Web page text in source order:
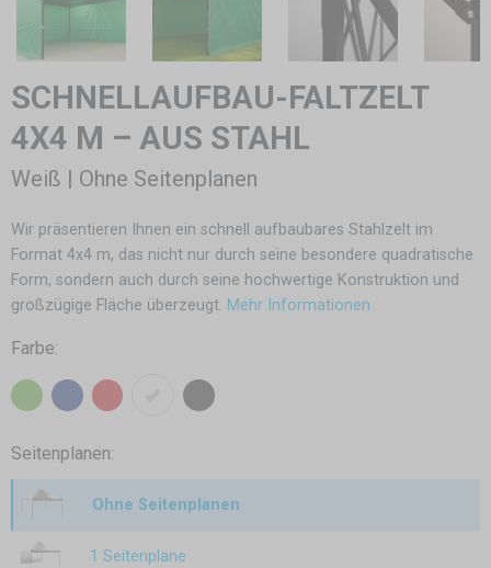
SCHNELLAUFBAU-FALTZELT
4X4 M – AUS STAHL
Weiß | Ohne Seitenplanen
Wir präsentieren Ihnen ein schnell aufbaubares Stahlzelt im
Format 4x4 m, das nicht nur durch seine besondere quadratische
Form, sondern auch durch seine hochwertige Konstruktion und
großzügige Fläche überzeugt. Mehr Informationen
Farbe:
Seitenplanen:
Ohne Seitenplanen
1 Seitenplane